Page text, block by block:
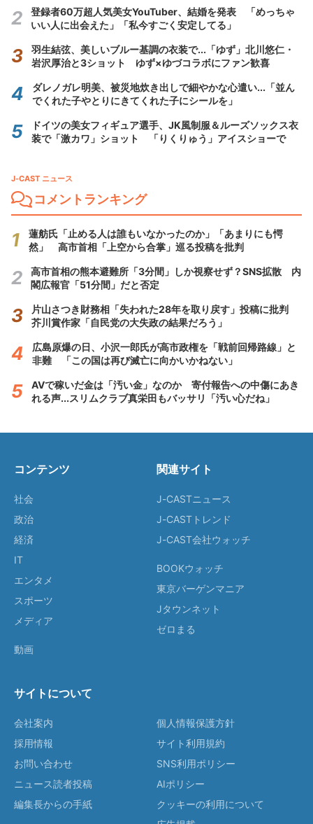
登録者60万超人気美女YouTuber、結婚を発表 「めっちゃ
いい人に出会えた」「私今すごく安定してる」
羽生結弦、美しいブルー基調の衣装で...「ゆず」北川悠仁・
岩沢厚治と3ショット ゆず×ゆづコラボにファン歓喜
ダレノガレ明美、被災地炊き出しで細やかな心遣い...「並ん
でくれた子やとりにきてくれた子にシールを」
ドイツの美女フィギュア選手、JK風制服＆ルーズソックス衣
装で「激カワ」ショット 「りくりゅう」アイスショーで
J-CAST ニュース
コメントランキング
蓮舫氏「止める人は誰もいなかったのか」「あまりにも愕
然」 高市首相「上空から合掌」巡る投稿を批判
高市首相の熊本避難所「3分間」しか視察せず？SNS拡散 内
閣広報官「51分間」だと否定
片山さつき財務相「失われた28年を取り戻す」投稿に批判
芥川賞作家「自民党の大失政の結果だろう」
広島原爆の日、小沢一郎氏が高市政権を「戦前回帰路線」と
非難 「この国は再び滅亡に向かいかねない」
AVで稼いだ金は「汚い金」なのか 寄付報告への中傷にあき
れる声...スリムクラブ真栄田もバッサリ「汚い心だね」
コンテンツ
社会
政治
経済
IT
エンタメ
スポーツ
メディア
動画
関連サイト
J-CASTニュース
J-CASTトレンド
J-CAST会社ウォッチ
BOOKウォッチ
東京バーゲンマニア
Jタウンネット
ゼロまる
サイトについて
会社案内
採用情報
お問い合わせ
ニュース読者投稿
編集長からの手紙
個人情報保護方針
サイト利用規約
SNS利用ポリシー
AIポリシー
クッキーの利用について